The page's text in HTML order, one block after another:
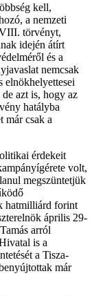
kell,
a nemzeti
törvényt,
idején átírt
és a
nemcsak
elnökhelyettesei
azt is, hogy az
hatályba
már csak a
érdekeit
volt,
megszüntetjük
hatmilliárd forint
április 29-
arról
is a
a Tisza-
már